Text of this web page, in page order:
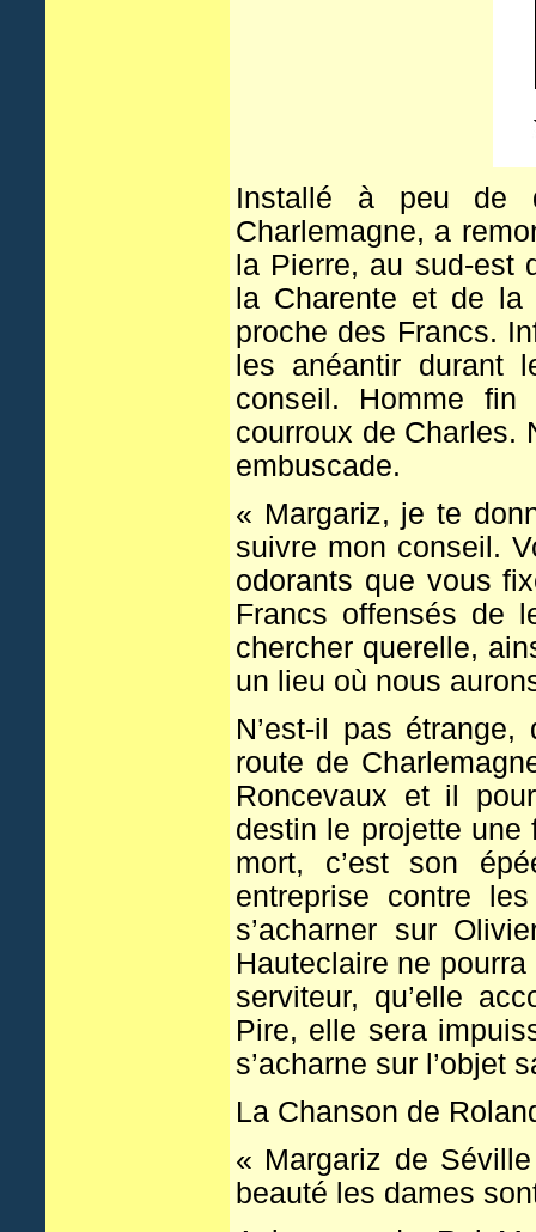
Installé à peu de
Charlemagne, a
la Pierre, au sud-est
la Charente et de
proche des Francs.
les anéantir durant
conseil. Homme
courroux de Charles.
embuscade.
« Margariz, je te
suivre mon conseil.
odorants que vous
Francs offensés de
chercher querelle,
un lieu où nous
N’est-il pas
route de
Roncevaux et il
destin le projette une
mort, c’est son
entreprise contre
s’acharner sur
Hauteclaire ne
serviteur, qu’elle
Pire, elle sera
s’acharne sur l’objet
La Chanson de
« Margariz de
beauté les dames